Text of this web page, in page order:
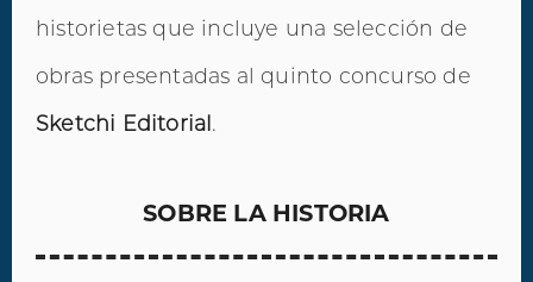
historietas que incluye una selección de
obras presentadas al quinto concurso de
Sketchi Editorial.
SOBRE LA HISTORIA